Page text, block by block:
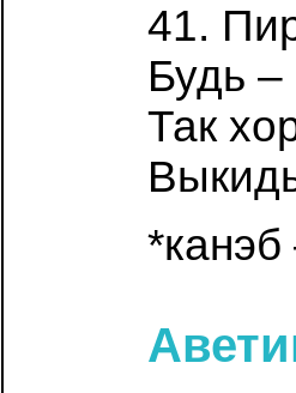
41.
Будь –
Так